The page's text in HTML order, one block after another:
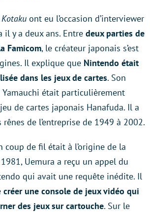
Kotaku ont eu l’occasion d’interviewer
il y a deux ans. Entre deux parties de
Famicom, le créateur japonais s’est
Il explique que Nintendo était
dans les jeux de cartes. Son
était particulièrement
de cartes japonais Hanafuda. Il a
rênes de l’entreprise de 1949 à 2002.
coup de fil était à l’origine de la
Uemura a reçu un appel du
qui avait une requête inédite. Il
créer une console de jeux vidéo qui
des jeux sur cartouche. Sur le